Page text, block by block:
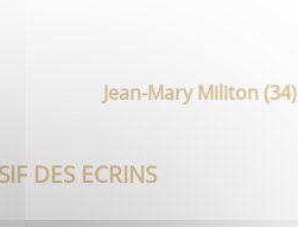
Jean-Mary Militon (34)
DES ECRINS